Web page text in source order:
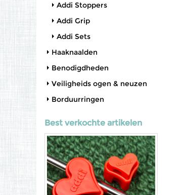
Addi Stoppers
Addi Grip
Addi Sets
Haaknaalden
Benodigdheden
Veiligheids ogen & neuzen
Borduurringen
Best verkochte artikelen